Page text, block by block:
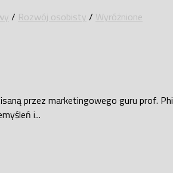
/ Rozwój osobisty / Wyróżnione
przez marketingowego guru prof.
i...